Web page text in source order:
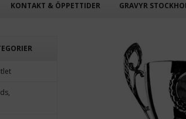
KONTAKT & ÖPPETTIDER GRAVYR